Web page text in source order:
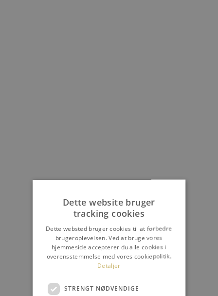
Dette website bruger
tracking cookies
Dette websted bruger cookies til at forbedre
brugeroplevelsen. Ved at bruge vores
hjemmeside accepterer du alle cookies i
overensstemmelse med vores cookiepolitik.
Detaljer
STRENGT NØDVENDIGE